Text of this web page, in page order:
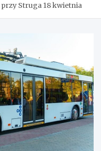
Struga 18 kwietnia